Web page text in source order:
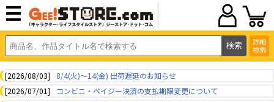
詳細
検索
[2026/08/03]
8/4(火)～14(金) 出荷遅延のお知らせ
[2026/07/01]
コンビニ・ペイジー決済の支払期限変更について